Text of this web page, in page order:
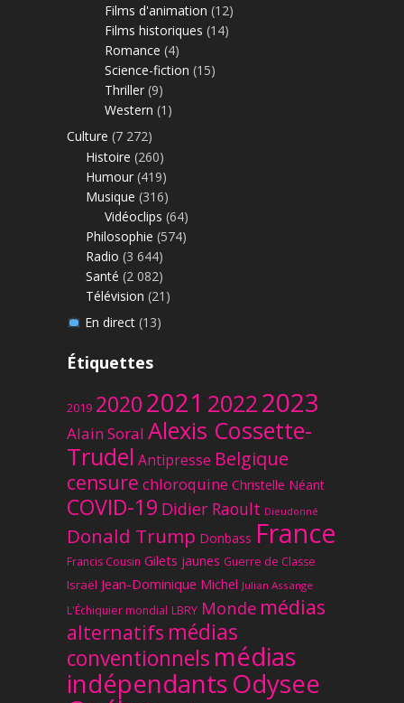
Films d'animation (12)
Films historiques (14)
Romance (4)
Science-fiction (15)
Thriller (9)
Western (1)
Culture (7 272)
Histoire (260)
Humour (419)
Musique (316)
Vidéoclips (64)
Philosophie (574)
Radio (3 644)
Santé (2 082)
Télévision (21)
En direct(13)
Étiquettes
2019 20202021 20222023
Alain Soral Alexis Cossette-
Trudel Antipresse Belgique
censure chloroquine Christelle Néant
COVID-19 Didier Raoult Dieudonné
Donald Trump Donbass France
Francis Cousin Gilets jaunes Guerre de Classe
Israël Jean-Dominique Michel Julian Assange
L'Échiquier mondial LBRY Monde médias
alternatifs médias
conventionnels médias
indépendantsOdysee